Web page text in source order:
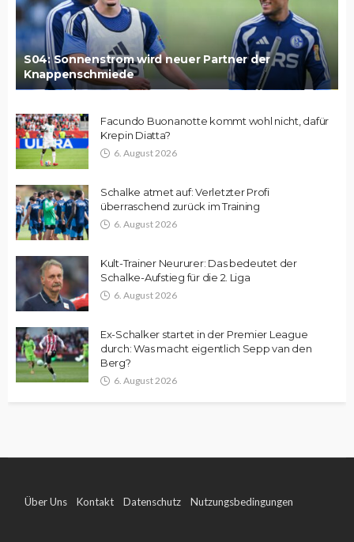
S04: Sonnenstrom wird neuer Partner der
Knappenschmiede
Facundo Buonanotte kommt wohl nicht, dafür
Krepin Diatta?
6. August 2026
Schalke atmet auf: Verletzter Profi
überraschend zurück im Training
6. August 2026
Kult-Trainer Neururer: Das bedeutet der
Schalke-Aufstieg für die 2. Liga
6. August 2026
Ex-Schalker startet in der Premier League
durch: Was macht eigentlich Sepp van den
Berg?
6. August 2026
Über Uns Kontakt Datenschutz Nutzungsbedingungen